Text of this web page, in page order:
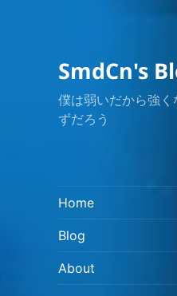
SmdCn's
僕は弱いだから強く
ずだろう
Home
Blog
About